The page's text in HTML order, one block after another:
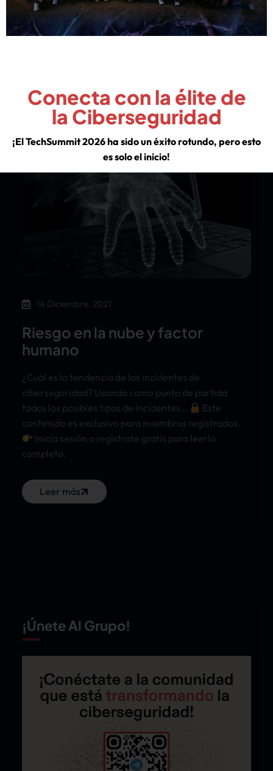
Leer más
14 Diciembre, 2021
Riesgo en la nube y factor
humano
¿Cuál es la tendencia de los incidentes de
ciberseguridad? Usando como punto de partida
todos los posibles tipos de incidentes…
Este
contenido es exclusivo para miembros registrados.
Inicia sesión o regístrate gratis para leerlo
completo.
Leer más
¡Únete Al Grupo!
Conecta con la élite de
la Ciberseguridad
¡El TechSummit 2026 ha sido un éxito rotundo, pero esto
es solo el inicio!
Descubre los insights de los líderes de la industria y asegura
tu lugar en nuestra comunidad para no perderte las
sorpresas que tenemos preparadas para el resto del año.
VER EXPERIENCIA TECHSUMMIT